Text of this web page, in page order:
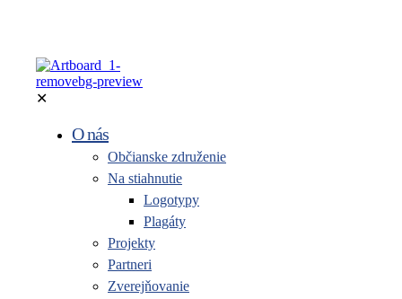
✕
O nás
Občianske združenie
Na stiahnutie
Logotypy
Plagáty
Projekty
Partneri
Zverejňovanie